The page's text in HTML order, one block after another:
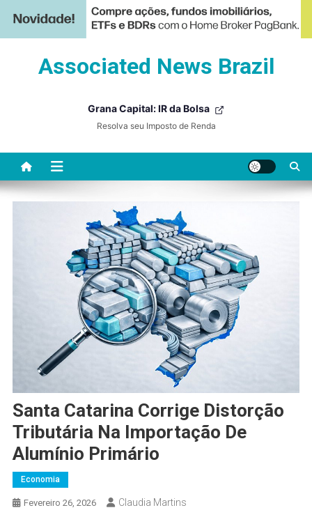
Associated News Brazil
Grana Capital: IR da Bolsa
Resolva seu Imposto de Renda
Santa Catarina Corrige Distorção
Tributária Na Importação De
Alumínio Primário
Economia
Fevereiro 26, 2026 Claudia Martins